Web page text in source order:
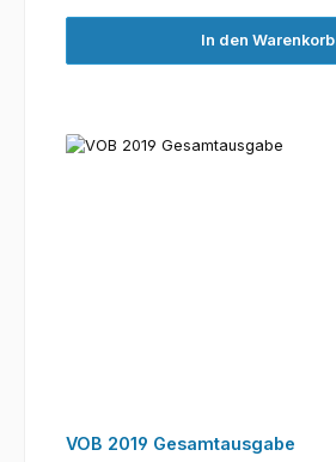
In den Warenkorb
VOB 2019 Gesamtausgabe